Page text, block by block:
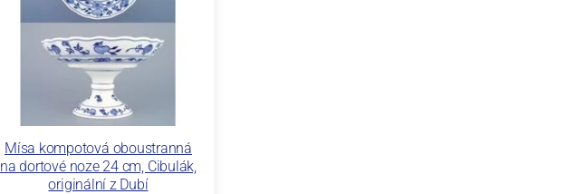
Mísa kompotová oboustranná
na dortové noze 24 cm, Cibulák,
originální z Dubí